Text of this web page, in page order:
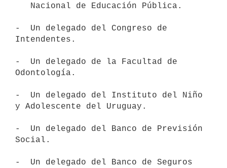
-  Un delegado del Congreso de
Intendentes.
-  Un delegado de la Facultad de
Odontología.
-  Un delegado del Instituto del Niño
y Adolescente del Uruguay.
-  Un delegado del Banco de Previsión
Social.
-  Un delegado del Banco de Seguros